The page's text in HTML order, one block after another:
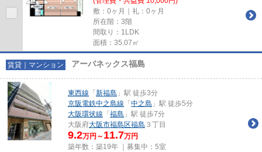
敷：0ヶ月｜礼：0ヶ月
所在階：3階
間取り：1LDK
面積：35.07㎡
賃貸｜マンション アーバネックス福島
東西線 「 新福島 」駅 徒歩3分
京阪電鉄中之島線 「 中之島 」駅 徒歩5分
大阪環状線 「 福島 」駅 徒歩7分
大阪府大阪市福島区福島 ３丁目
9.2万円～ 11.7万円
築年数：築19年 ｜募集中： 5室